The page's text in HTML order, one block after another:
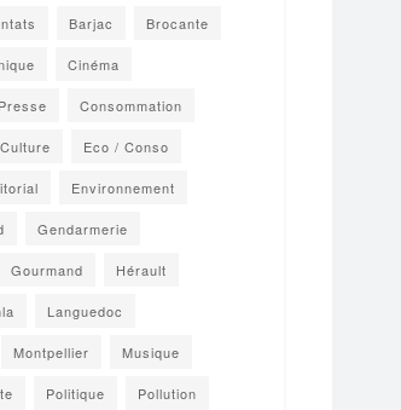
Barjac Brocante
Cinéma
Consommation
Culture Eco / Conso
Environnement
Gendarmerie
Gourmand Hérault
Languedoc
Montpellier Musique
Politique Pollution